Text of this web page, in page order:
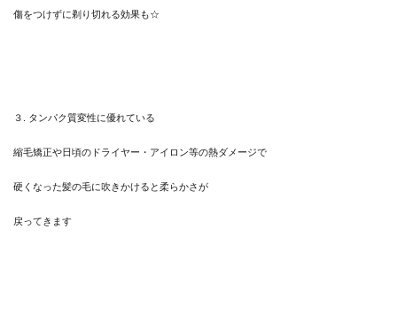
傷をつけずに剃り切れる効果も☆
３. タンパク質変性に優れている
縮毛矯正や日頃のドライヤー・アイロン等の熱ダメージで
硬くなった髪の毛に吹きかけると柔らかさが
戻ってきます